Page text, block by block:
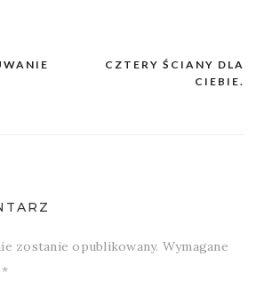
CZTERY ŚCIANY DLA
CIEBIE.
zostanie opublikowany. Wymagane
*